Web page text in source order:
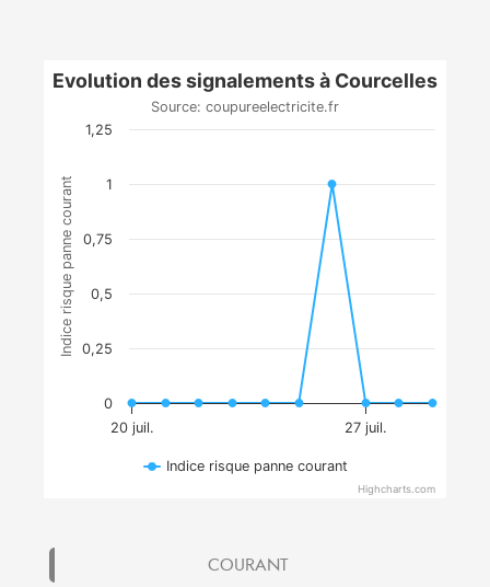
Indice risque panne courant
Evolution des signalements à Courcelles
Source: coupureelectricite.fr
20 juil. 27 juil.
0
0,25
0,5
0,75
1
1,25
Indice risque panne courant
Highcharts.com
COURANT